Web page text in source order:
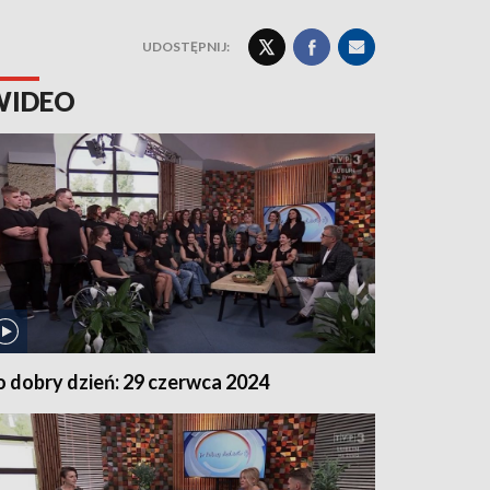
UDOSTĘPNIJ:
dobry dzień: 29 czerwca 2024